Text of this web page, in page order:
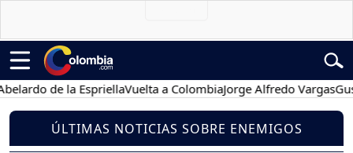
de la EspriellaVuelta a ColombiaJorge Alfredo Vargas
ÚLTIMAS NOTICIAS SOBRE ENEMIGOS